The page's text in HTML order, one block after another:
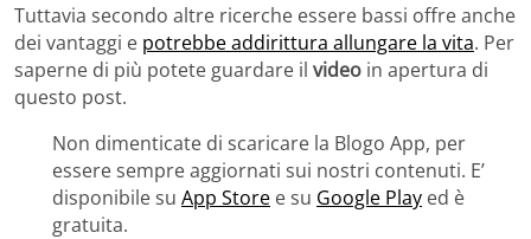
Tuttavia secondo altre ricerche essere bassi offre anche
dei vantaggi e potrebbe addirittura allungare la vita. Per
saperne di più potete guardare il video in apertura di
questo post.
Non dimenticate di scaricare la Blogo App, per
essere sempre aggiornati sui nostri contenuti. E’
disponibile su App Store e su Google Play ed è
gratuita.